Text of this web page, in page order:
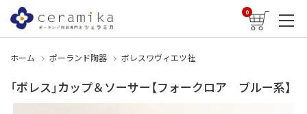
0
ホーム ポーランド陶器 ボレスワヴィエツ社
「ボレス」カップ＆ソーサー【フォークロア ブルー系】